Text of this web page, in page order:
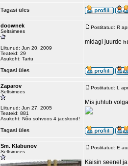
Tagasi üles
doownek
Seltsimees
Liitunud: Jun 20, 2009
Teateid: 29
Asukoht: Tartu
Postitatud: R
midagi juurde
Tagasi üles
Zaparov
Seltsimees
Liitunud: Jun 27, 2005
Teateid: 881
Asukoht: Nõo sohvoos 4 jaoskond!
Postitatud: L
Mis juhtub
Tagasi üles
Sm. Klabunov
Seltsimees
Postitatud: E
Käisin seenel